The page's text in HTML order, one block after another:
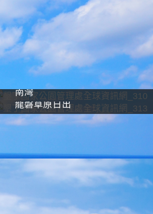
南灣
龍磐草原日出